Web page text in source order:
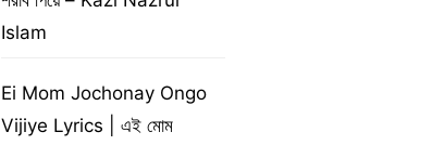
Islam
Ei Mom Jochonay Ongo
Vijiye Lyrics | এই মোম